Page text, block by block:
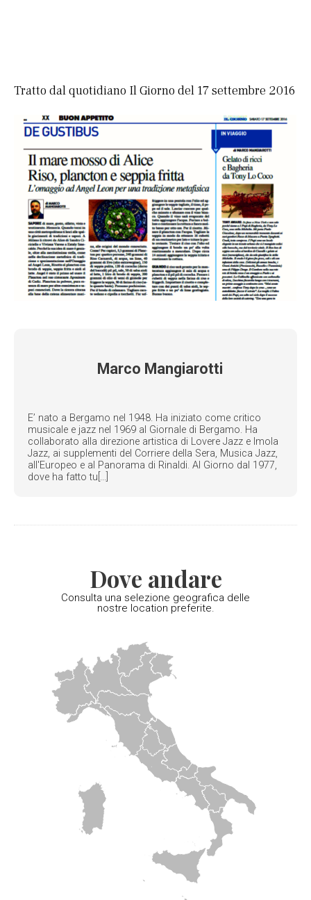
Tratto dal quotidiano Il Giorno del 17 settembre 2016
Marco Mangiarotti
E’ nato a Bergamo nel 1948. Ha iniziato come critico
musicale e jazz nel 1969 al Giornale di Bergamo. Ha
collaborato alla direzione artistica di Lovere Jazz e Imola
Jazz, ai supplementi del Corriere della Sera, Musica Jazz,
all'Europeo e al Panorama di Rinaldi. Al Giorno dal 1977,
dove ha fatto tu[...]
Dove andare
Consulta una selezione geografica delle
nostre location preferite.